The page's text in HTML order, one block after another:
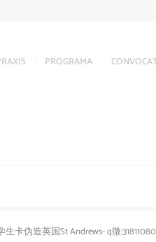
PROGRAMA
伪造英国St Andrews- q微